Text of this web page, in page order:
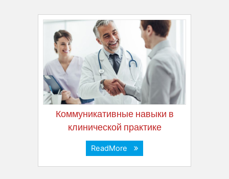
Коммуникативные навыки в
клинической практике
ReadMore